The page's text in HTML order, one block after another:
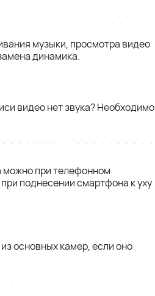
музыки, просмотра видео
динамика.
видео нет звука? Необходимо
можно при телефонном
поднесении смартфона к уху
основных камер, если оно